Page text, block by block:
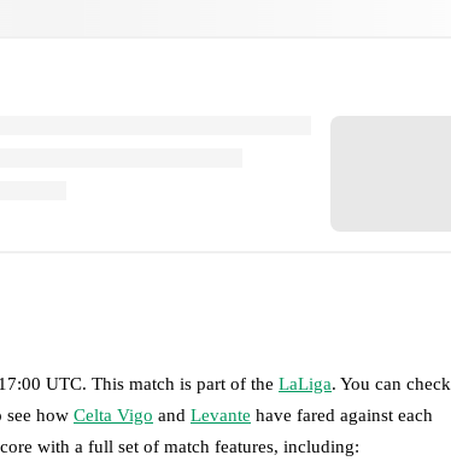
UTC. This match is part of the LaLiga. You can check
see how Celta Vigo and Levante have fared against each
with a full set of match features, including: